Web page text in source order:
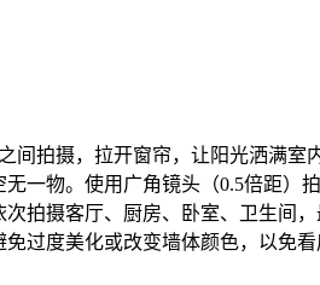
拍摄，拉开窗帘，让阳光洒满室
一物。使用广角镜头（0.5倍距）
拍摄客厅、厨房、卧室、卫生间，
过度美化或改变墙体颜色，以免看